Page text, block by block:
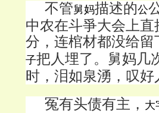
不管舅妈描述的公
中农在斗爭大会上
分，连棺材都没给
子把人埋了。舅妈几
时，泪如泉湧，叹
冤有头债有主， 大